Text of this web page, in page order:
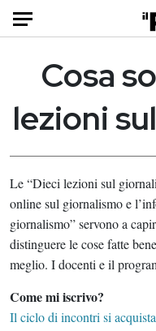
Mondo
Politica
Tecnologia
Internet
Scienza
Cultura
Cosa
lezioni
Le “Dieci lezioni sul
online sul giornalismo e
giornalismo” servono a
distinguere le cose fatte
meglio. I docenti e il
Come mi iscrivo?
Il ciclo di incontri si